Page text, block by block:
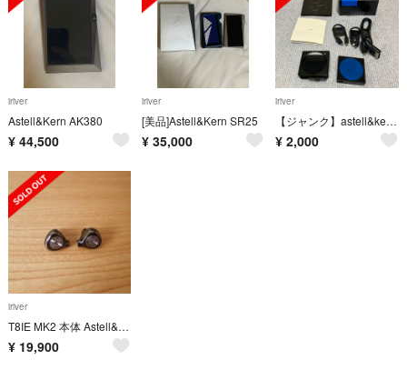
iriver
Astell&Kern AK380
¥ 44,500
iriver
[美品]Astell&Kern SR25
¥ 35,000
iriver
【ジャンク】astell&kern AK10 ラブライブ！エディション 園田海未
¥ 2,000
iriver
T8IE MK2 本体 Astell&Kern T8iE
¥ 19,900